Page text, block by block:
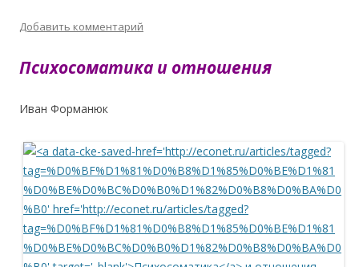
Добавить комментарий
Психосоматика и отношения
Иван Форманюк